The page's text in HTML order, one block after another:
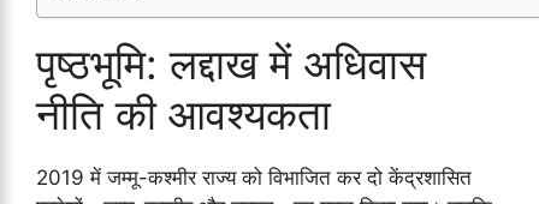
पृष्ठभूमि: लद्दाख में अधिवास
नीति की आवश्यकता
2019 में जम्मू-कश्मीर राज्य को विभाजित कर दो केंद्रशासित